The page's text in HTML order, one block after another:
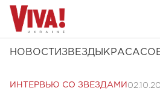
НОВОСТИ ЗВЕЗДЫ КРАСА
ИНТЕРВЬЮ СО ЗВЕЗДАМИ